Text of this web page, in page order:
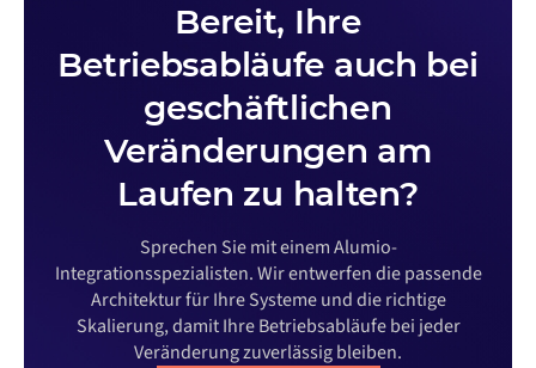
Bereit, Ihre
Betriebsabläufe auch bei
geschäftlichen
Veränderungen am
Laufen zu halten?
Sprechen Sie mit einem Alumio-
Integrationsspezialisten. Wir entwerfen die passende
Architektur für Ihre Systeme und die richtige
Skalierung, damit Ihre Betriebsabläufe bei jeder
Veränderung zuverlässig bleiben.